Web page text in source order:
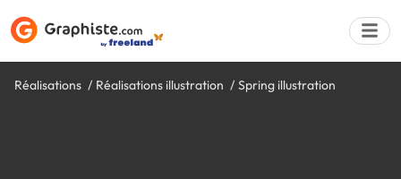
Réalisations Réalisations illustration Spring illustration